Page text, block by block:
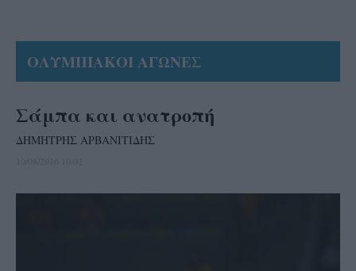
ΟΛΥΜΠΙΑΚΟΙ ΑΓΩΝΕΣ
Σάμπα και ανατροπή
ΔΗΜΗΤΡΗΣ ΑΡΒΑΝΙΤΙΔΗΣ